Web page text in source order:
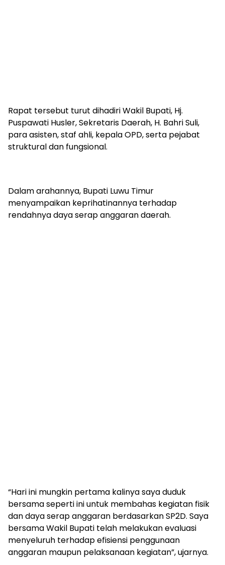
Rapat tersebut turut dihadiri Wakil Bupati, Hj.
Puspawati Husler, Sekretaris Daerah, H. Bahri Suli,
para asisten, staf ahli, kepala OPD, serta pejabat
struktural dan fungsional.
Dalam arahannya, Bupati Luwu Timur
menyampaikan keprihatinannya terhadap
rendahnya daya serap anggaran daerah.
“Hari ini mungkin pertama kalinya saya duduk
bersama seperti ini untuk membahas kegiatan fisik
dan daya serap anggaran berdasarkan SP2D. Saya
bersama Wakil Bupati telah melakukan evaluasi
menyeluruh terhadap efisiensi penggunaan
anggaran maupun pelaksanaan kegiatan”, ujarnya.